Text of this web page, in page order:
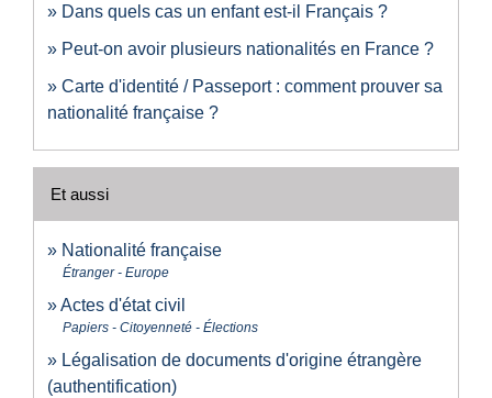
Dans quels cas un enfant est-il Français ?
Peut-on avoir plusieurs nationalités en France ?
Carte d'identité / Passeport : comment prouver sa
nationalité française ?
Et aussi
Nationalité française
Étranger - Europe
Actes d'état civil
Papiers - Citoyenneté - Élections
Légalisation de documents d'origine étrangère
(authentification)